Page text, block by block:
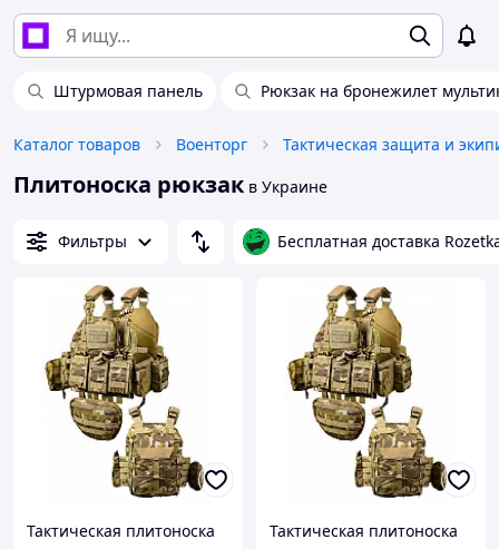
Штурмовая панель Рюкзак на бронежилет
Каталог товаров Военторг Тактическая защита и
Плитоноска рюкзак в Украине
Фильтры Бесплатная доставка
Тактическая плитоноска
Тактическая плитоноска